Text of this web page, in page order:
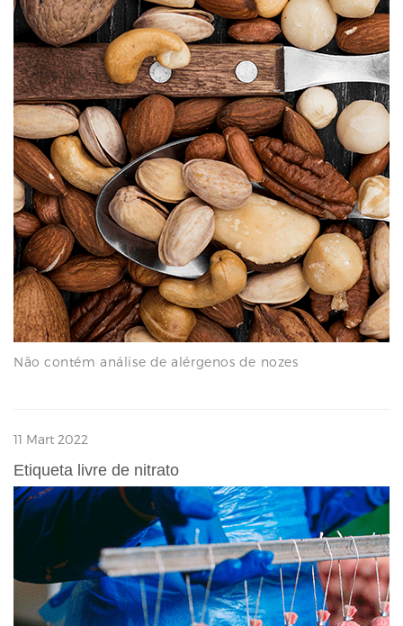
Não contém análise de alérgenos de nozes
11 Mart 2022
Etiqueta livre de nitrato